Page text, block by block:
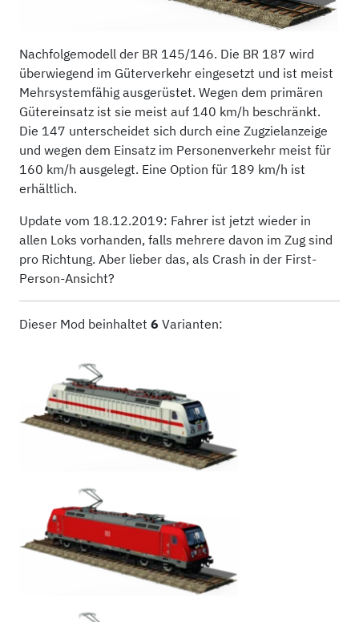
Nachfolgemodell der BR 145/146. Die BR 187 wird
überwiegend im Güterverkehr eingesetzt und ist meist
Mehrsystemfähig ausgerüstet. Wegen dem primären
Gütereinsatz ist sie meist auf 140 km/h beschränkt.
Die 147 unterscheidet sich durch eine Zugzielanzeige
und wegen dem Einsatz im Personenverkehr meist für
160 km/h ausgelegt. Eine Option für 189 km/h ist
erhältlich.
Update vom 18.12.2019: Fahrer ist jetzt wieder in
allen Loks vorhanden, falls mehrere davon im Zug sind
pro Richtung. Aber lieber das, als Crash in der First-
Person-Ansicht?
Dieser Mod beinhaltet 6 Varianten: